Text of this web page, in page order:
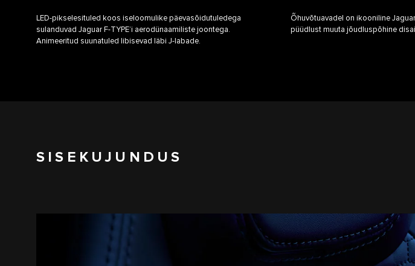
LED-pikselesituled koos iseloomulike päevasõidutuledega
sulanduvad Jaguar F-TYPE’i aerodünaamiliste joontega.
Animeeritud suunatuled libisevad läbi J-labade.
Õhuvõtuavadel on ikooniline
püüdlust muuta jõudluspõhine
SISEKUJUNDUS